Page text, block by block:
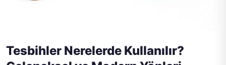
Tesbihler Nerelerde Kullanılır?